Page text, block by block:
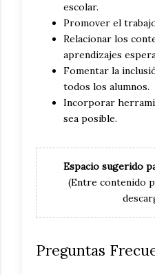
escolar.
Promover el
Relacionar los
aprendizajes
Fomentar la
todos los alumnos.
Incorporar
sea posible.
Espacio sugerido
(Entre contenido
Preguntas